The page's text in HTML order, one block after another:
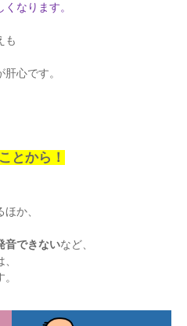
なります。
も
心です。
とから！
か、
音できないなど、